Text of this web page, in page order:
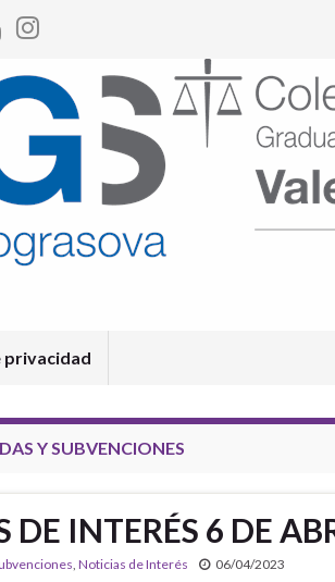
privacidad
Y SUBVENCIONES
DE INTERÉS 6 DE
, Noticias de Interés 06/04/2023